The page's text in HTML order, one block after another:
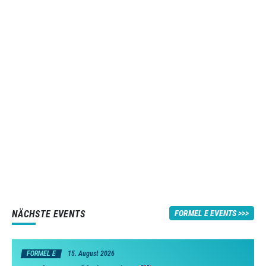
NÄCHSTE EVENTS FORMEL E EVENTS
FORMEL E 15. August 2026